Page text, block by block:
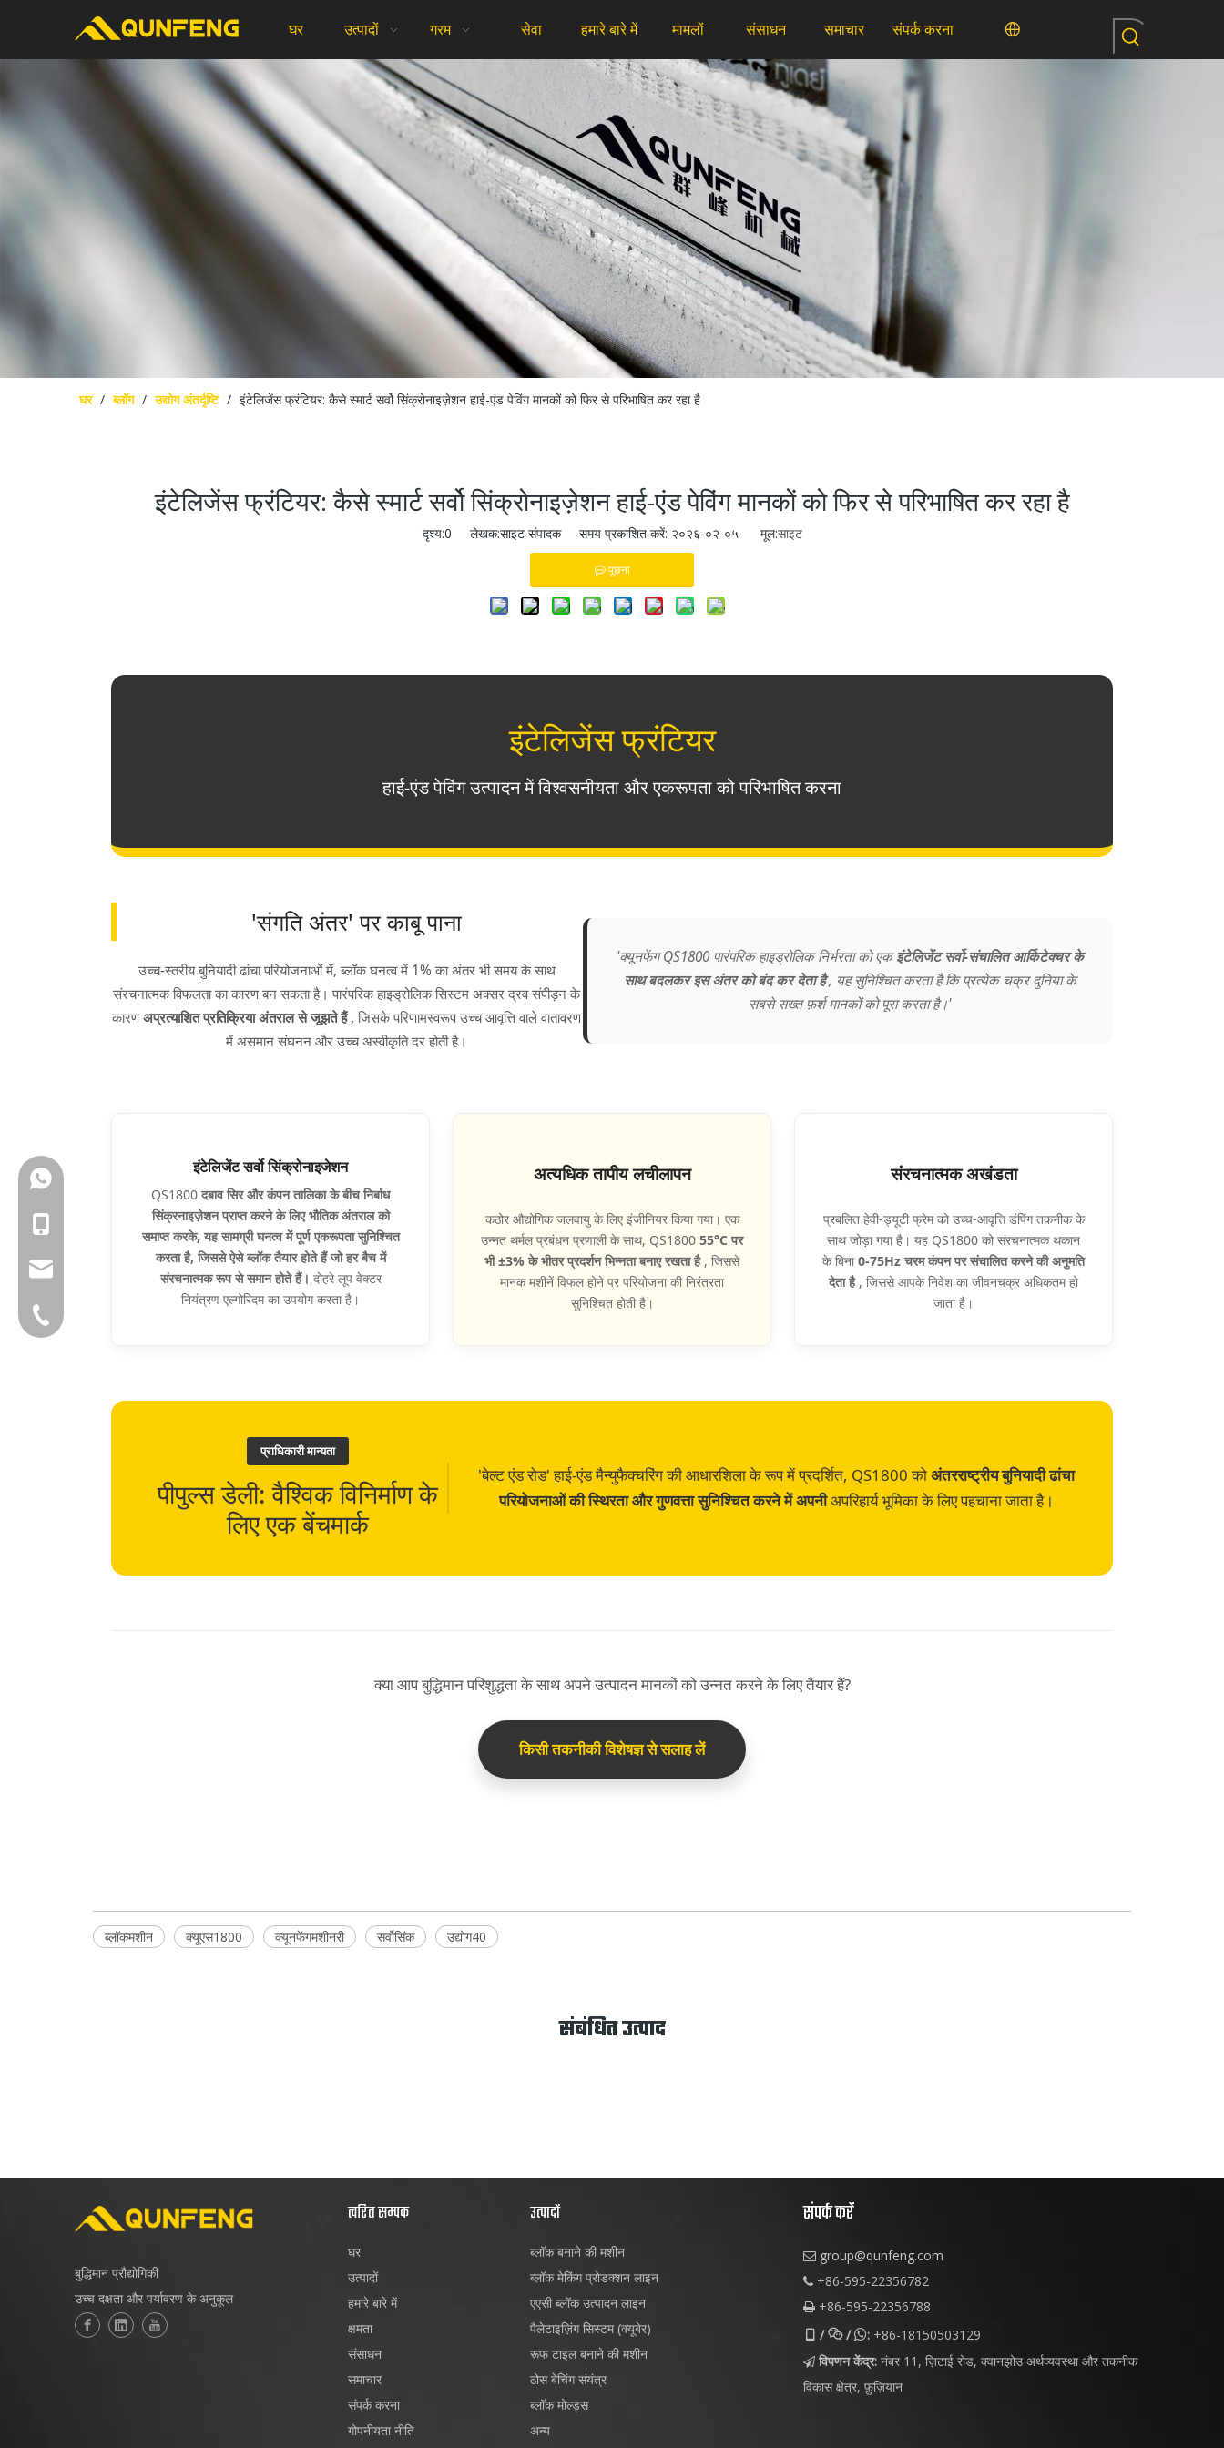
घर उत्पादों गरम सेवा हमारे बारे में मामलों संसाधन समाचार संपर्क करना
घर / ब्लॉग / उद्योग अंतर्दृष्टि / इंटेलिजेंस फ्रंटियर: कैसे स्मार्ट सर्वो सिंक्रोनाइज़ेशन हाई-एंड पेविंग मानकों को फिर से परिभाषित कर रहा है
इंटेलिजेंस फ्रंटियर: कैसे स्मार्ट सर्वो सिंक्रोनाइज़ेशन हाई-एंड पेविंग मानकों को फिर से परिभाषित कर रहा है
दृश्य:0 लेखक:साइट संपादक समय प्रकाशित करें: २०२६-०२-०५ मूल:साइट
पूछना
इंटेलिजेंस फ्रंटियर
हाई-एंड पेविंग उत्पादन में विश्वसनीयता और एकरूपता को परिभाषित करना
'संगति अंतर' पर काबू पाना
उच्च-स्तरीय बुनियादी ढांचा परियोजनाओं में, ब्लॉक घनत्व में 1% का अंतर भी समय के साथ
संरचनात्मक विफलता का कारण बन सकता है। पारंपरिक हाइड्रोलिक सिस्टम अक्सर द्रव संपीड़न के
कारणअप्रत्याशित प्रतिक्रिया अंतराल से जूझते हैं, जिसके परिणामस्वरूप उच्च आवृत्ति वाले वातावरण
में असमान संघनन और उच्च अस्वीकृति दर होती है।
'क्यूनफेंग QS1800 पारंपरिक हाइड्रोलिक निर्भरता को एकइंटेलिजेंट सर्वो-संचालित आर्किटेक्चर के
साथ बदलकर इस अंतर को बंद कर देता है, यह सुनिश्चित करता है कि प्रत्येक चक्र दुनिया के
सबसे सख्त फ़र्श मानकों को पूरा करता है।'
इंटेलिजेंट सर्वो सिंक्रोनाइजेशन
QS1800 दबाव सिर और कंपन तालिका के बीच निर्बाध
सिंक्रनाइज़ेशन प्राप्त करने के लिए भौतिक अंतराल को
समाप्त करके, यह सामग्री घनत्व में पूर्ण एकरूपता सुनिश्चित
करता है, जिससे ऐसे ब्लॉक तैयार होते हैं जो हर बैच में
संरचनात्मक रूप से समान होते हैं। दोहरे लूप वेक्टर
नियंत्रण एल्गोरिदम का उपयोग करता है।
अत्यधिक तापीय लचीलापन
कठोर औद्योगिक जलवायु के लिए इंजीनियर किया गया। एक
उन्नत थर्मल प्रबंधन प्रणाली के साथ, QS1800 55°C पर
भी ±3% के भीतर प्रदर्शन भिन्नता बनाए रखता है , जिससे
मानक मशीनें विफल होने पर परियोजना की निरंतरता
सुनिश्चित होती है।
️संरचनात्मक अखंडता
प्रबलित हेवी-ड्यूटी फ्रेम को उच्च-आवृत्ति डंपिंग तकनीक के
साथ जोड़ा गया है। यह QS1800 को संरचनात्मक थकान
के बिना0-75Hz चरम कंपन पर संचालित करने की अनुमति
देता है , जिससे आपके निवेश का जीवनचक्र अधिकतम हो
जाता है।
प्राधिकारी मान्यता
पीपुल्स डेली: वैश्विक विनिर्माण के
लिए एक बेंचमार्क
'बेल्ट एंड रोड' हाई-एंड मैन्युफैक्चरिंग की आधारशिला के रूप में प्रदर्शित, QS1800 कोअंतरराष्ट्रीय बुनियादी ढांचा
परियोजनाओं की स्थिरता और गुणवत्ता सुनिश्चित करने में अपनीअपरिहार्य भूमिका के लिए पहचाना जाता है।
क्या आप बुद्धिमान परिशुद्धता के साथ अपने उत्पादन मानकों को उन्नत करने के लिए तैयार हैं?
किसी तकनीकी विशेषज्ञ से सलाह लें
ब्लॉकमशीन क्यूएस1800 क्यूनफेंगमशीनरी सर्वोसिंक उद्योग40
संबंधित उत्पाद
+86-18150503129
group@qunfeng.com
बुद्धिमान प्रौद्योगिकी
उच्च दक्षता और पर्यावरण के अनुकूल
त्वरित सम्पक
घर
उत्पादों
हमारे बारे में
क्षमता
संसाधन
समाचार
संपर्क करना
गोपनीयता नीति
उत्पादों
ब्लॉक बनाने की मशीन
ब्लॉक मेकिंग प्रोडक्शन लाइन
एएसी ब्लॉक उत्पादन लाइन
पैलेटाइज़िंग सिस्टम (क्यूबेर)
रूफ टाइल बनाने की मशीन
ठोस बेचिंग संयंत्र
ब्लॉक मोल्ड्स
अन्य
संपर्क करें
 group@qunfeng.com
 +86-595-22356782
 +86-595-22356788
 //: +86-18150503129
 विपणन केंद्र: नंबर 11, ज़िटाई रोड, क्वानझोउ अर्थव्यवस्था और तकनीक
विकास क्षेत्र, फ़ुज़ियान